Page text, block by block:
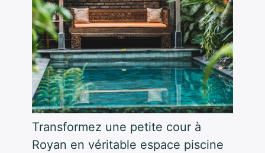
Transformez une petite cour à
Royan en véritable espace piscine